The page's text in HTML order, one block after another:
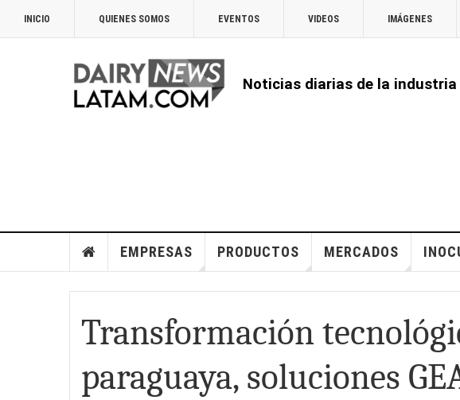
INICIO QUIENES SOMOS EVENTOS VIDEOS IMÁGENES
Noticias diarias de la
EMPRESAS PRODUCTOS MERCADOS
Transformación
paraguaya, soluciones